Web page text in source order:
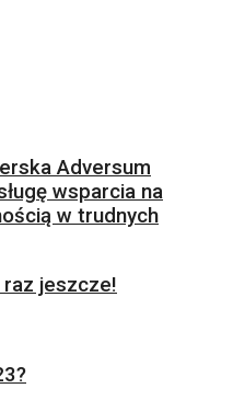
Adversum
wsparcia na
w trudnych
jeszcze!